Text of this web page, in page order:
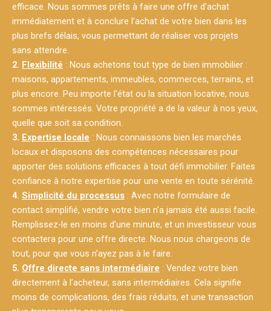
efficace. Nous sommes prêts à faire une offre d’achat
immédiatement et à conclure l’achat de votre bien dans les
plus brefs délais, vous permettant de réaliser vos projets
sans attendre.
2. Flexibilité : Nous achetons tout type de bien immobilier :
maisons, appartements, immeubles, commerces, terrains, et
plus encore. Peu importe l’état ou la situation locative, nous
sommes intéressés. Votre propriété a de la valeur à nos yeux,
quelle que soit sa condition.
3. Expertise locale : Nous connaissons bien les marchés
locaux et disposons des compétences nécessaires pour
apporter des solutions efficaces à tout défi immobilier. Faites
confiance à notre expertise pour une vente en toute sérénité.
4. Simplicité du processus : Avec notre formulaire de
contact simplifié, vendre votre bien n’a jamais été aussi facile.
Remplissez-le en moins d’une minute, et un investisseur vous
contactera pour une offre directe. Nous nous chargeons de
tout, pour que vous n’ayez pas à le faire.
5. Offre directe sans intermédiaire : Vendez votre bien
directement à l’acheteur, sans intermédiaires. Cela signifie
moins de complications, des frais réduits, et une transaction